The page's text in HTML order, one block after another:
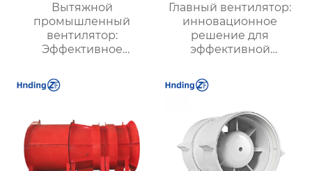
Вытяжной
промышленный
вентилятор:
Эффективное
надежной вентиляции
Главный вентилятор:
инновационное
решение для
эффективной
оптимизации работы